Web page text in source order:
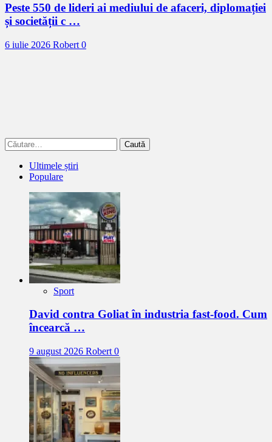
Peste 550 de lideri ai mediului de afaceri, diplomației
și societății c …
6 iulie 2026 Robert 0
Caută
după:
Ultimele știri
Populare
Sport
David contra Goliat în industria fast-food. Cum
încearcă …
9 august 2026 Robert 0